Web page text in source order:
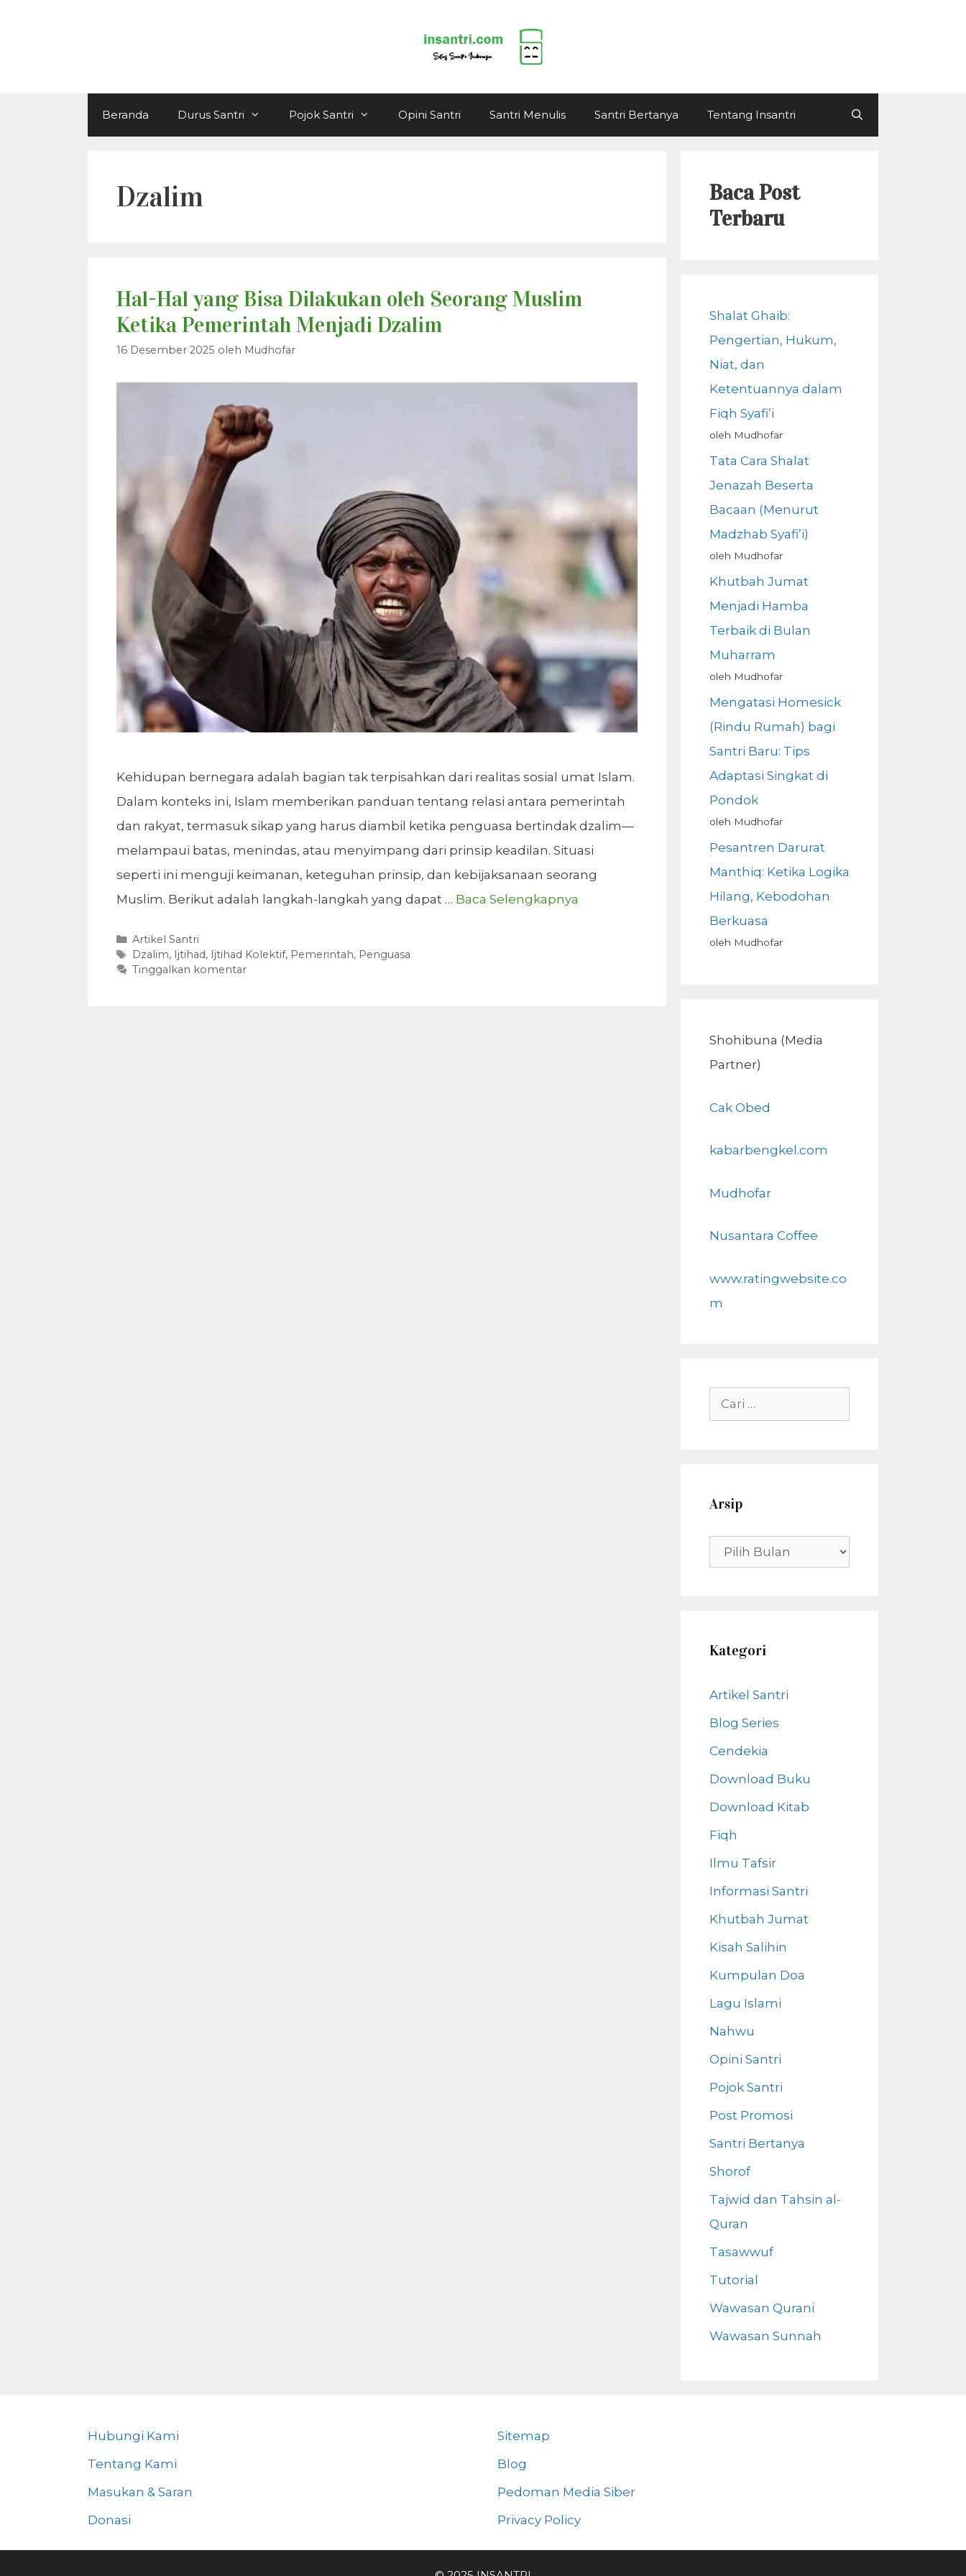
Beranda Durus Santri Pojok Santri Opini Santri Santri Menulis Santri Bertanya Tentang Insantri
Dzalim
Hal-Hal yang Bisa Dilakukan oleh Seorang Muslim
Ketika Pemerintah Menjadi Dzalim
16 Desember 2025 oleh Mudhofar
Kehidupan bernegara adalah bagian tak terpisahkan dari realitas sosial umat Islam.
Dalam konteks ini, Islam memberikan panduan tentang relasi antara pemerintah
dan rakyat, termasuk sikap yang harus diambil ketika penguasa bertindak dzalim—
melampaui batas, menindas, atau menyimpang dari prinsip keadilan. Situasi
seperti ini menguji keimanan, keteguhan prinsip, dan kebijaksanaan seorang
Muslim. Berikut adalah langkah-langkah yang dapat … Baca Selengkapnya
Kategori
Artikel Santri
Tag
Dzalim, Ijtihad, Ijtihad Kolektif, Pemerintah, Penguasa
Tinggalkan komentar
Baca Post
Terbaru
Shalat Ghaib:
Pengertian, Hukum,
Niat, dan
Ketentuannya dalam
Fiqh Syafi’i
oleh Mudhofar
Tata Cara Shalat
Jenazah Beserta
Bacaan (Menurut
Madzhab Syafi’i)
oleh Mudhofar
Khutbah Jumat
Menjadi Hamba
Terbaik di Bulan
Muharram
oleh Mudhofar
Mengatasi Homesick
(Rindu Rumah) bagi
Santri Baru: Tips
Adaptasi Singkat di
Pondok
oleh Mudhofar
Pesantren Darurat
Manthiq: Ketika Logika
Hilang, Kebodohan
Berkuasa
oleh Mudhofar
Shohibuna (Media
Partner)
Cak Obed
kabarbengkel.com
Mudhofar
Nusantara Coffee
www.ratingwebsite.co
m
Cari
untuk:
Arsip
Arsip
Kategori
Artikel Santri
Blog Series
Cendekia
Download Buku
Download Kitab
Fiqh
Ilmu Tafsir
Informasi Santri
Khutbah Jumat
Kisah Salihin
Kumpulan Doa
Lagu Islami
Nahwu
Opini Santri
Pojok Santri
Post Promosi
Santri Bertanya
Shorof
Tajwid dan Tahsin al-
Quran
Tasawwuf
Tutorial
Wawasan Qurani
Wawasan Sunnah
Hubungi Kami
Tentang Kami
Masukan & Saran
Donasi
Sitemap
Blog
Pedoman Media Siber
Privacy Policy